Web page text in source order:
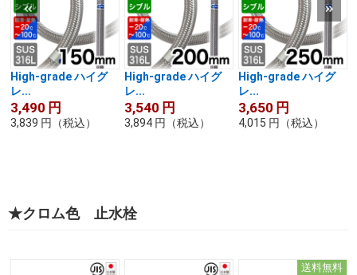
High-grade ハイグ
レ...
3,490 円
3,839 円 （税込）
High-grade ハイグ
レ...
3,540 円
3,894 円 （税込）
High-grade ハイグ
レ...
3,650 円
4,015 円 （税込）
★クロム色 止水栓
送料無料